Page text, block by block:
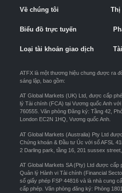
Về chúng tôi Thị
Biểu đồ trực tuyến
Loại tài khoản giao dịch
ATFX là một thương hiệu chung được ra
sáng lập, bao gồm:
AT Global Markets (UK) Ltd, được cấp
lý Tài chính (FCA) tại Vương quốc Anh
760555. Văn phòng Đăng ký: Tầng 42,
London EC2N 1HQ, Vương quốc Anh.
AT Global Markets (Australia) Pty Ltd
Chứng khoán & Đầu tư Úc với số AFSL
2 Darling park, tầng 16, 201 sussex
AT Global Markets SA (Pty) Ltd được cấp
Quản lý Hành vi Tài chính (Financial
số giấy phép FSP 44816 và là nhà cung
cấp phép. Văn phòng đăng ký: Phòng